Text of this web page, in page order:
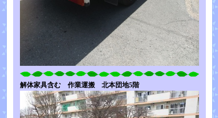
解体家具含む 作業運搬 北本団地5階